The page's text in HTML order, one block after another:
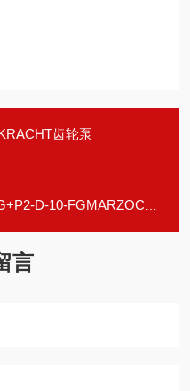
齿轮泵
10-FGMARZOCCHI双联齿轮泵
言